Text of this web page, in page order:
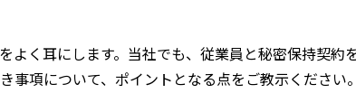
よく耳にします。当社でも、従業員と秘密保持契約
事項について、ポイントとなる点をご教示ください